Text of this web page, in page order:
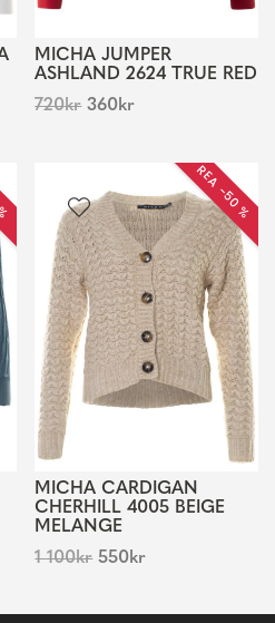
MICHA JUMPER
ASHLAND 2624 TRUE RED
720kr 360kr
REA −50 %
MICHA CARDIGAN
CHERHILL 4005 BEIGE
MELANGE
1 100kr 550kr